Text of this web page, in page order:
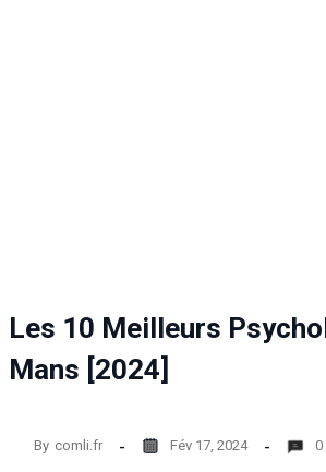
Les 10 Meilleurs
Mans [2024]
By comli.fr Fév 17, 2024 0